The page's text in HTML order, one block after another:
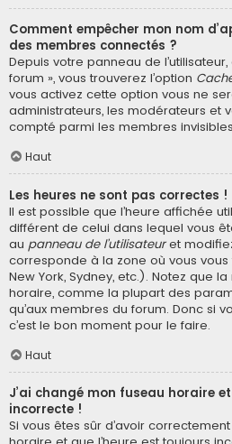
Comment empêcher mon nom
des membres connectés ?
Depuis votre panneau de
forum », vous trouverez l’option
vous activez cette option vous ne
administrateurs, les modérateurs et
compté parmi les membres
Haut
Les heures ne sont pas correctes !
Il est possible que l’heure affichée
différent de celui dans lequel vous
au panneau de l’utilisateuret
corresponde à la zone où vous vous
New York, Sydney, etc.). Notez que
horaire, comme la plupart des
qu’aux membres du forum. Donc si
c’est le bon moment pour le faire.
Haut
J’ai changé mon fuseau horaire
incorrecte !
Si vous êtes sûr d’avoir